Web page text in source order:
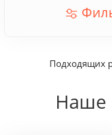
Для путешествий
Подходящих
Наше